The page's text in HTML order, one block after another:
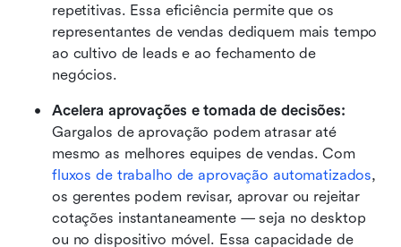
repetitivas. Essa eficiência permite que os
representantes de vendas dediquem mais tempo
ao cultivo de leads e ao fechamento de
negócios.
Gargalos de aprovação podem atrasar até
mesmo as melhores equipes de vendas. Com
fluxos de trabalho de aprovação automatizados,
os gerentes podem revisar, aprovar ou rejeitar
cotações instantaneamente — seja no desktop
ou no dispositivo móvel. Essa capacidade de